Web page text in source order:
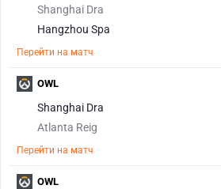
Shanghai Dra
Hangzhou Spa
Перейти на матч
Shanghai Dra
Atlanta Reig
Перейти на матч
OWL
OWL